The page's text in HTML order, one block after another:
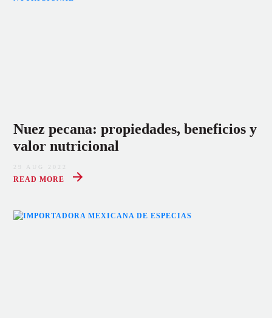
Nuez pecana: propiedades, beneficios y
valor nutricional
29 AUG 2022
READ MORE